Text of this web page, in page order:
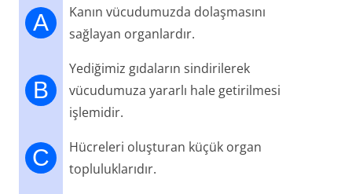
A
Kanın vücudumuzda dolaşmasını
sağlayan organlardır.
B
Yediğimiz gıdaların sindirilerek
vücudumuza yararlı hale getirilmesi
işlemidir.
C
Hücreleri oluşturan küçük organ
topluluklarıdır.